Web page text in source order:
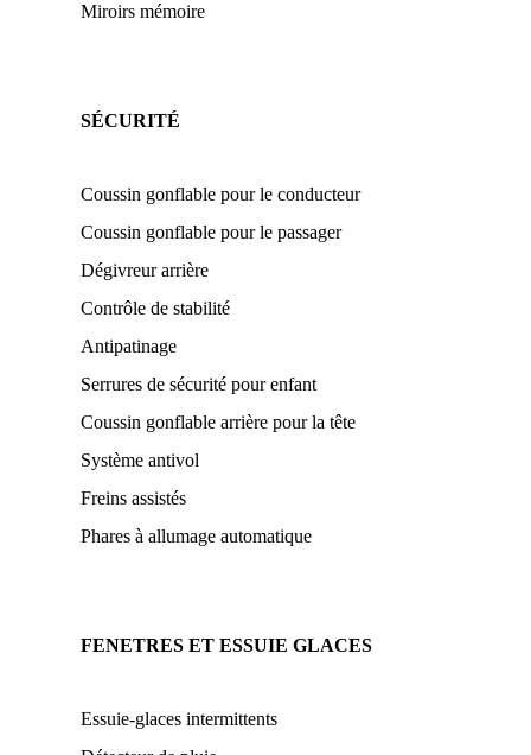
Miroirs mémoire
SÉCURITÉ
Coussin gonflable pour le conducteur
Coussin gonflable pour le passager
Dégivreur arrière
Contrôle de stabilité
Antipatinage
Serrures de sécurité pour enfant
Coussin gonflable arrière pour la tête
Système antivol
Freins assistés
Phares à allumage automatique
FENETRES ET ESSUIE GLACES
Essuie-glaces intermittents